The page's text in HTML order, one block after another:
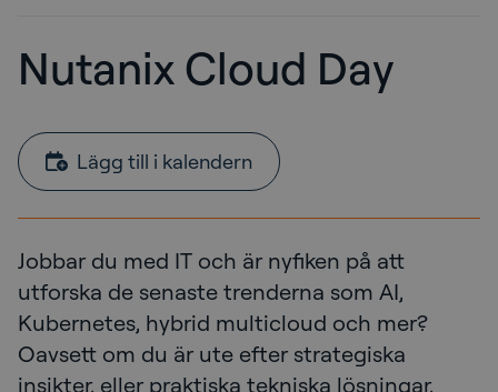
Nutanix Cloud Day
Lägg till i kalendern
Jobbar du med IT och är nyfiken på att
utforska de senaste trenderna som AI,
Kubernetes, hybrid multicloud och mer?
Oavsett om du är ute efter strategiska
insikter, eller praktiska tekniska lösningar,